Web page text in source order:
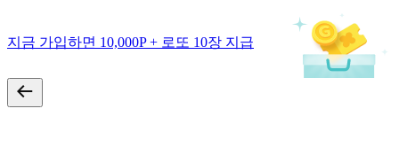
지금 가입하면 10,000P + 로또 10장 지급